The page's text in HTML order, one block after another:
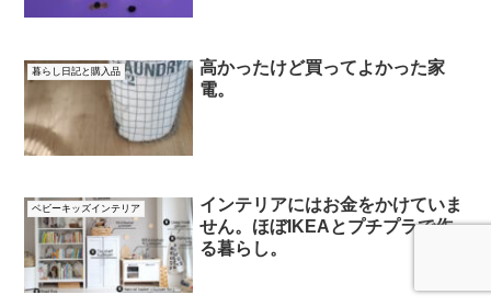
暮らし日記と購入品
高かったけど買ってよかった家
電。
ベビーキッズインテリア
インテリアにはお金をかけていま
せん。ほぼIKEAとプチプラで作
る暮らし。